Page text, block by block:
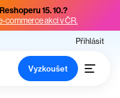
15. 10.?
commerce akci v ČR.
Přihlásit
Vyzkoušet